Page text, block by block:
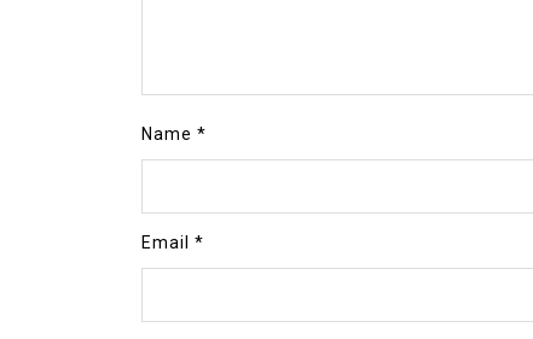
Name *
Email *